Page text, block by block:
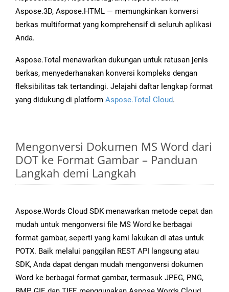
Aspose.3D, Aspose.HTML — memungkinkan konversi
berkas multiformat yang komprehensif di seluruh aplikasi
Anda.
Aspose.Total menawarkan dukungan untuk ratusan jenis
berkas, menyederhanakan konversi kompleks dengan
fleksibilitas tak tertandingi. Jelajahi daftar lengkap format
yang didukung di platform Aspose.Total Cloud.
Mengonversi Dokumen MS Word dari
DOT ke Format Gambar – Panduan
Langkah demi Langkah
Aspose.Words Cloud SDK menawarkan metode cepat dan
mudah untuk mengonversi file MS Word ke berbagai
format gambar, seperti yang kami lakukan di atas untuk
POTX. Baik melalui panggilan REST API langsung atau
SDK, Anda dapat dengan mudah mengonversi dokumen
Word ke berbagai format gambar, termasuk JPEG, PNG,